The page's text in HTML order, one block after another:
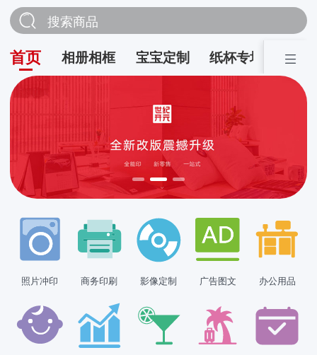
搜索商品
首页 相册相框 宝宝定制 纸杯专场 营销
照片冲印 商务印刷 影像定制 广告图文 办公用品